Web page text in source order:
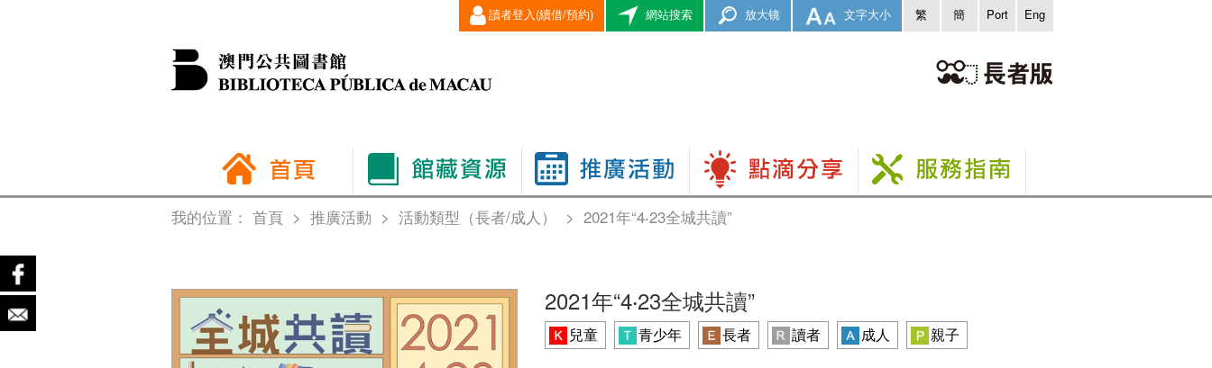
讀者登入(續借/預約) 網站搜索 放大镜 文字大小 繁 簡 Port Eng
我的位置： 首頁> 推廣活動 > 活動類型（長者/成人） > 2021年“4‧23全城共讀”
2021年“4‧23全城共讀”
兒童 青少年 長者 讀者 成人 親子